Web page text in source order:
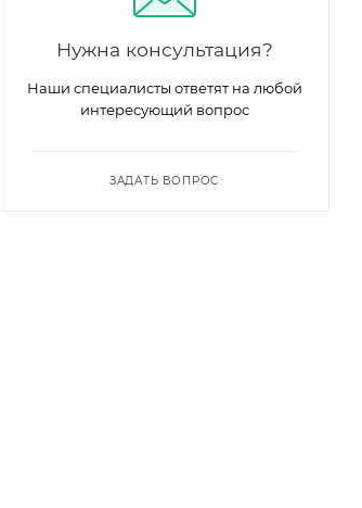
Нужна консультация?
Наши специалисты ответят на любой
интересующий вопрос
ЗАДАТЬ ВОПРОС